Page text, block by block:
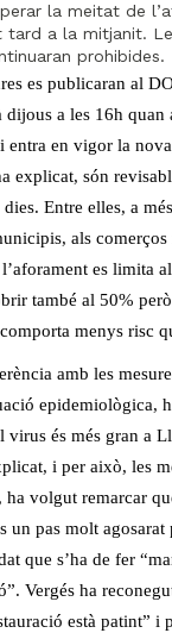
la meitat de
a la mitjanit.
prohibides.
es publicaran al
a les 16h quan
entra en vigor la
explicat, són
Entre elles, a
als
es limita
també al 50%
menys risc
amb les
epidemiològica,
virus és més gran a
i per això, les
ha volgut remarcar
un pas molt
que s’ha de fer
Vergés ha
està patint” i